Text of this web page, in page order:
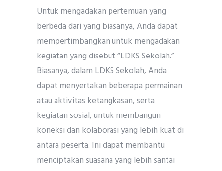
Untuk mengadakan pertemuan yang
berbeda dari yang biasanya, Anda dapat
mempertimbangkan untuk mengadakan
kegiatan yang disebut “LDKS Sekolah.”
Biasanya, dalam LDKS Sekolah, Anda
dapat menyertakan beberapa permainan
atau aktivitas ketangkasan, serta
kegiatan sosial, untuk membangun
koneksi dan kolaborasi yang lebih kuat di
antara peserta. Ini dapat membantu
menciptakan suasana yang lebih santai